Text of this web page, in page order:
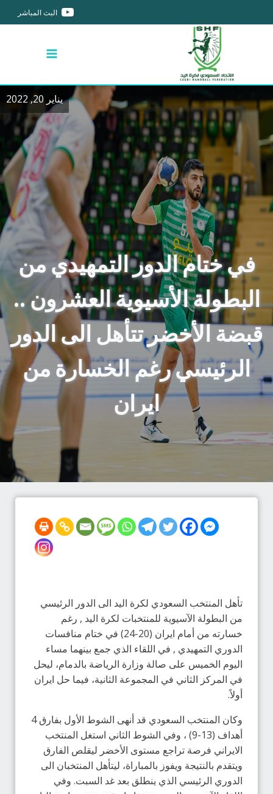
البث المباشر
يناير 20, 2022
في ختام الدور التمهيدي من
البطولة الأسيوية العشرون ..
قبضة الأخضر تتأهل الى الدور
الرئيسي رغم الخسارة من
ايران
تأهل المنتخب السعودي لكرة اليد الى الدور الرئيسي
من البطولة الآسيوية للمنتخبات لكرة اليد , رغم
خسارته من أمام ايران (20-24) في ختام منافسات
الدوري التمهيدي , في اللقاء الذي جمع بينهما مساء
اليوم الخميس على صالة وزارة الرياضة بالدمام، ليحل
في المركز الثاني في المجموعة الثانية، فيما حل ايران
أولاً.
وكان المنتخب السعودي قد أنهى الشوط الأول بفارق 4
أهداف (13-9) ، وفي الشوط الثاني استغل المنتخب
الايراني فرصة تراجع مستوى الأخضر ليقلص الفارق
ويتقدم بالنتيجة ويفوز بالمباراة، ليتأهل المنتخبان الى
الدوري الرئيسي الذي ينطلق بعد غد السبت. وفي